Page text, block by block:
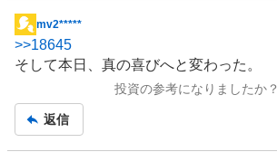
掲
示
板
mv2*****
>>18645
そして本日、真の喜びへと変わった。
投資の参考になりましたか？
返信